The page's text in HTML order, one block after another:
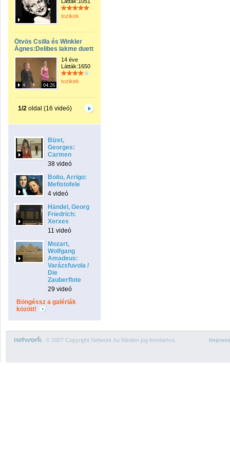
tozikek
Ötvös Csilla és Winkler
Ágnes:Delibes lakme duett
04:26
14 éve
Látták:1650
tozikek
1/2oldal (16 videó)
Bizet,
Georges:
Carmen
38 videó
Boito, Arrigo:
Mefistofele
4 videó
Händel, Georg
Friedrich:
Xerxes
11 videó
Mozart,
Wolfgang
Amadeus:
Varázsfuvola /
Die
Zauberflote
29 videó
Böngéssz a galériák
között!
© 2007 Copyright Network.hu Minden jog fenntartva.